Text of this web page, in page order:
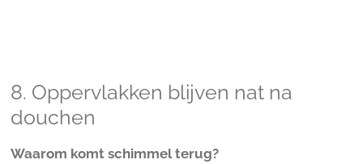
8. Oppervlakken blijven nat na
douchen
Waarom komt schimmel terug?